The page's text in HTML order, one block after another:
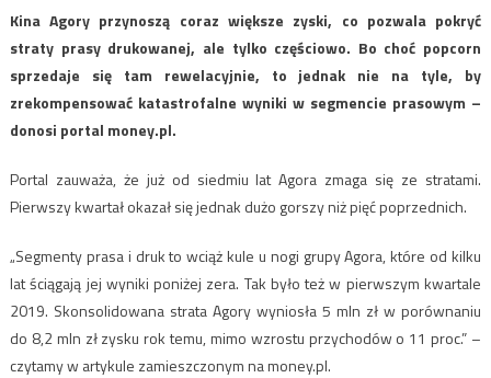
Kina Agory przynoszą coraz większe zyski, co pozwala pokryć
straty prasy drukowanej, ale tylko częściowo. Bo choć popcorn
sprzedaje się tam rewelacyjnie, to jednak nie na tyle, by
zrekompensować katastrofalne wyniki w segmencie prasowym –
donosi portal money.pl.
Portal zauważa, że już od siedmiu lat Agora zmaga się ze stratami.
Pierwszy kwartał okazał się jednak dużo gorszy niż pięć poprzednich.
„Segmenty prasa i druk to wciąż kule u nogi grupy Agora, które od kilku
lat ściągają jej wyniki poniżej zera. Tak było też w pierwszym kwartale
2019. Skonsolidowana strata Agory wyniosła 5 mln zł w porównaniu
do 8,2 mln zł zysku rok temu, mimo wzrostu przychodów o 11 proc.” –
czytamy w artykule zamieszczonym na money.pl.